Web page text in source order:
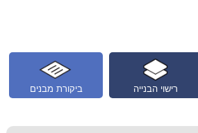
ביקורת מבנים רישוי הבנייה